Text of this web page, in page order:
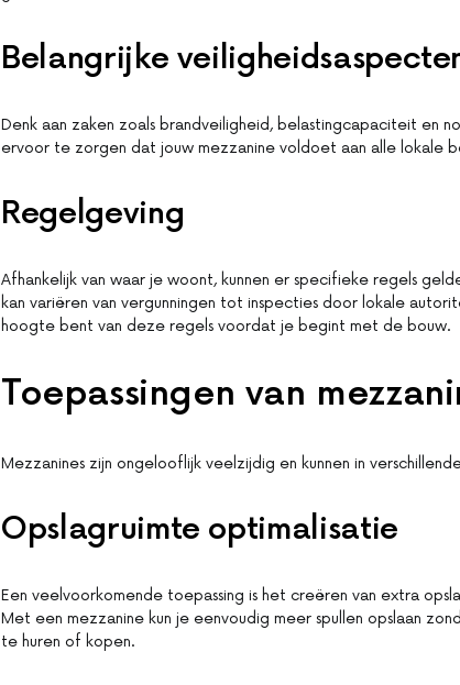
Belangrijke
Denk aan zaken zoals brandveiligheid, belastingcapaciteit en
ervoor te zorgen dat jouw mezzanine voldoet aan alle lokale
Regelgeving
Afhankelijk van waar je woont, kunnen er specifieke regels
kan variëren van vergunningen tot inspecties door lokale
hoogte bent van deze regels voordat je begint met de bouw.
Toepassingen van
Mezzanines zijn ongelooflijk veelzijdig en kunnen in
Opslagruimte optimalisatie
Een veelvoorkomende toepassing is het creëren van extra
Met een mezzanine kun je eenvoudig meer spullen opslaan
te huren of kopen.